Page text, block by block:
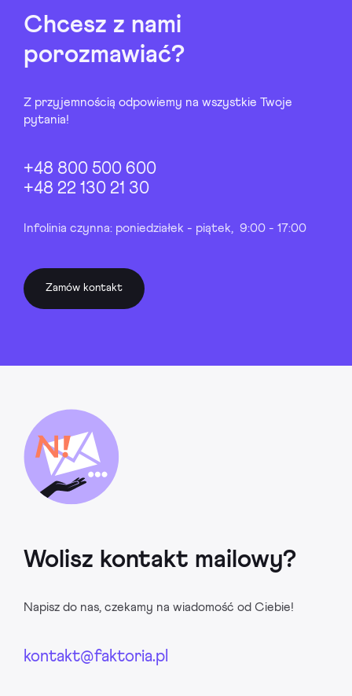
Chcesz z nami
porozmawiać?
Z przyjemnością odpowiemy na wszystkie Twoje
pytania!
+48 800 500 600
+48 22 130 21 30
Infolinia czynna: poniedziałek - piątek, 9:00 - 17:00
Zamów kontakt
Wolisz kontakt mailowy?
Napisz do nas, czekamy na wiadomość od Ciebie!
kontakt@faktoria.pl